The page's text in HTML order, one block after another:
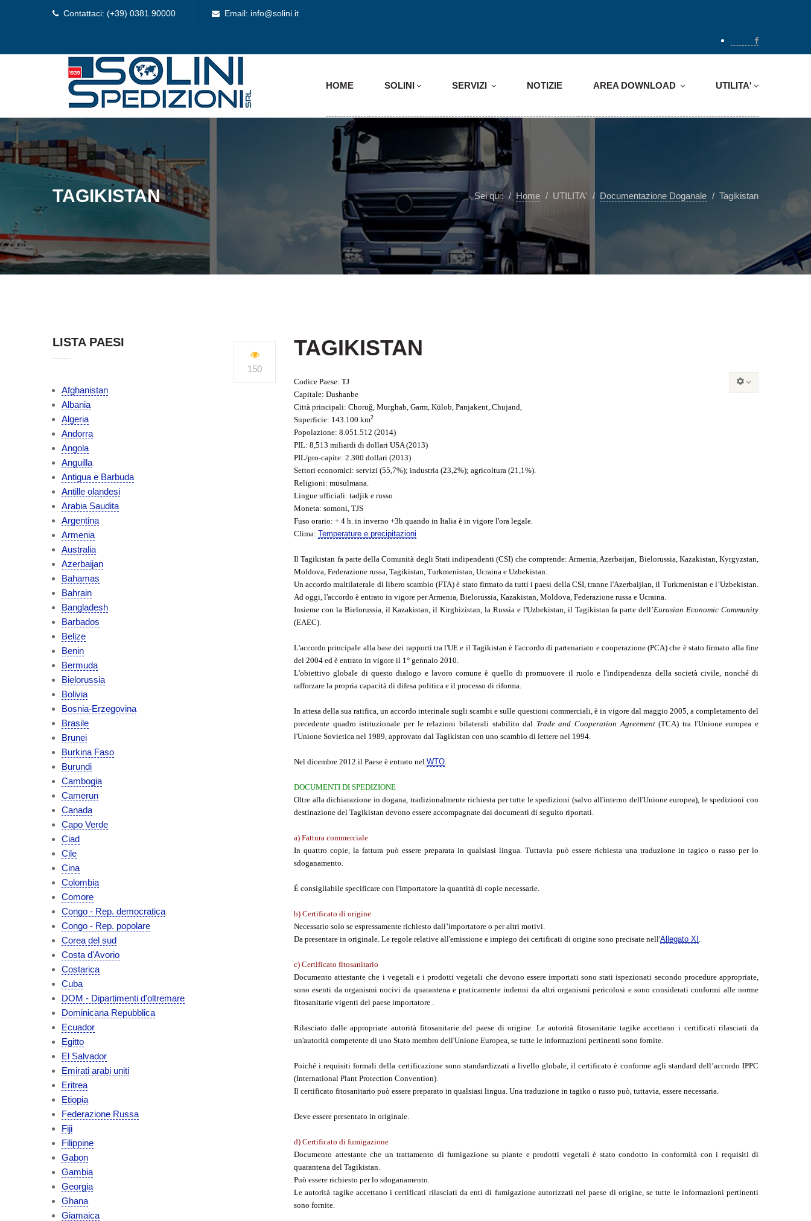
Contattaci: (+39) 0381.90000 Email: info@solini.it
HOME SOLINI SERVIZI NOTIZIE AREA DOWNLOAD UTILITA'
TAGIKISTAN Sei qui: Home UTILITA' Documentazione Doganale Tagikistan
LISTA PAESI
Afghanistan
Albania
Algeria
Andorra
Angola
Anguilla
Antigua e Barbuda
Antille olandesi
Arabia Saudita
Argentina
Armenia
Australia
Azerbaijan
Bahamas
Bahrain
Bangladesh
Barbados
Belize
Benin
Bermuda
Bielorussia
Bolivia
Bosnia-Erzegovina
Brasile
Brunei
Burkina Faso
Burundi
Cambogia
Camerun
Canada
Capo Verde
Ciad
Cile
Cina
Colombia
Comore
Congo - Rep. democratica
Congo - Rep. popolare
Corea del sud
Costa d'Avorio
Costarica
Cuba
DOM - Dipartimenti d'oltremare
Dominicana Repubblica
Ecuador
Egitto
El Salvador
Emirati arabi uniti
Eritrea
Etiopia
Federazione Russa
Fiji
Filippine
Gabon
Gambia
Georgia
Ghana
Giamaica
150
TAGIKISTAN
Codice Paese: TJ
Capitale: Dushanbe
Città principali: Choruǧ, Murghab, Garm, Külob, Panjakent,.Chujand,
Superficie: 143.100 km2
Popolazione: 8.051.512 (2014)
PIL: 8,513 miliardi di dollari USA (2013)
PIL/pro-capite: 2.300 dollari (2013)
Settori economici: servizi (55,7%); industria (23,2%); agricoltura (21,1%).
Religioni: musulmana.
Lingue ufficiali: tadjik e russo
Moneta: somoni, TJS
Fuso orario: + 4 h. in inverno +3h quando in Italia è in vigore l'ora legale.
Clima: Temperature e precipitazioni
Il Tagikistan fa parte della Comunità degli Stati indipendenti (CSI) che comprende: Armenia, Azerbaijan, Bielorussia, Kazakistan, Kyrgyzstan,
Moldova, Federazione russa, Tagikistan, Turkmenistan, Ucraina e Uzbekistan.
Un accordo multilaterale di libero scambio (FTA) è stato firmato da tutti i paesi della CSI, tranne l'Azerbaijian, il Turkmenistan e l’Uzbekistan.
Ad oggi, l'accordo è entrato in vigore per Armenia, Bielorussia, Kazakistan, Moldova, Federazione russa e Ucraina.
Insieme con la Bielorussia, il Kazakistan, il Kirghizistan, la Russia e l'Uzbekistan, il Tagikistan fa parte dell’Eurasian Economic Community
(EAEC).
L'accordo principale alla base dei rapporti tra l'UE e il Tagikistan è l'accordo di partenariato e cooperazione (PCA) che è stato firmato alla fine
del 2004 ed è entrato in vigore il 1° gennaio 2010.
L'obiettivo globale di questo dialogo e lavoro comune è quello di promuovere il ruolo e l'indipendenza della società civile, nonché di
rafforzare la propria capacità di difesa politica e il processo di riforma.
In attesa della sua ratifica, un accordo interinale sugli scambi e sulle questioni commerciali, è in vigore dal maggio 2005, a completamento del
precedente quadro istituzionale per le relazioni bilaterali stabilito dal Trade and Cooperation Agreement(TCA) tra l'Unione europea e
l'Unione Sovietica nel 1989, approvato dal Tagikistan con uno scambio di lettere nel 1994.
Nel dicembre 2012 il Paese è entrato nel WTO.
DOCUMENTI DI SPEDIZIONE
Oltre alla dichiarazione in dogana, tradizionalmente richiesta per tutte le spedizioni (salvo all'interno dell'Unione europea), le spedizioni con
destinazione del Tagikistan devono essere accompagnate dai documenti di seguito riportati.
a) Fattura commerciale
In quattro copie, la fattura può essere preparata in qualsiasi lingua. Tuttavia può essere richiesta una traduzione in tagico o russo per lo
sdoganamento.
È consigliabile specificare con l'importatore la quantità di copie necessarie.
b) Certificato di origine
Necessario solo se espressamente richiesto dall’importatore o per altri motivi.
Da presentare in originale. Le regole relative all'emissione e impiego dei certificati di origine sono precisate nell'Allegato XI .
c) Certificato fitosanitario
Documento attestante che i vegetali e i prodotti vegetali che devono essere importati sono stati ispezionati secondo procedure appropriate,
sono esenti da organismi nocivi da quarantena e praticamente indenni da altri organismi pericolosi e sono considerati conformi alle norme
fitosanitarie vigenti del paese importatore .
Rilasciato dalle appropriate autorità fitosanitarie del paese di origine. Le autorità fitosanitarie tagike accettano i certificati rilasciati da
un'autorità competente di uno Stato membro dell'Unione Europea, se tutte le informazioni pertinenti sono fornite.
Poiché i requisiti formali della certificazione sono standardizzati a livello globale, il certificato è conforme agli standard dell’accordo IPPC
(International Plant Protection Convention).
Il certificato fitosanitario può essere preparato in qualsiasi lingua. Una traduzione in tagiko o russo può, tuttavia, essere necessaria.
Deve essere presentato in originale.
d) Certificato di fumigazione
Documento attestante che un trattamento di fumigazione su piante e prodotti vegetali è stato condotto in conformità con i requisiti di
quarantena del Tagikistan.
Può essere richiesto per lo sdoganamento.
Le autorità tagike accettano i certificati rilasciati da enti di fumigazione autorizzati nel paese di origine, se tutte le informazioni pertinenti
sono fornite.